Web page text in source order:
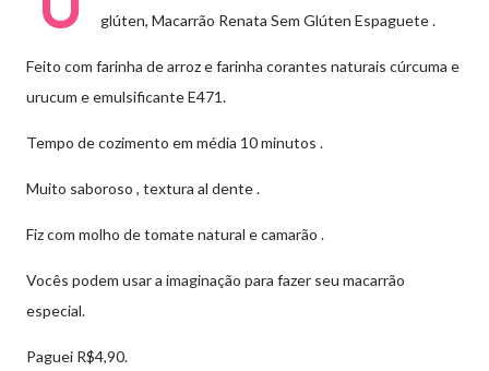
glúten, Macarrão Renata Sem Glúten Espaguete .
Feito com farinha de arroz e farinha corantes naturais cúrcuma e
urucum e emulsificante E471.
Tempo de cozimento em média 10 minutos .
Muito saboroso , textura al dente .
Fiz com molho de tomate natural e camarão .
Vocês podem usar a imaginação para fazer seu macarrão
especial.
Paguei R$4,90.